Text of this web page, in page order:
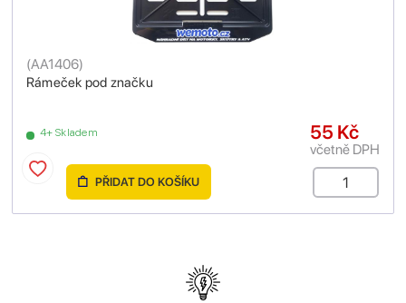
Rámeček pod značku
(AA1406)
4+ Skladem 55 Kč
včetně DPH
PŘIDAT DO KOŠÍKU